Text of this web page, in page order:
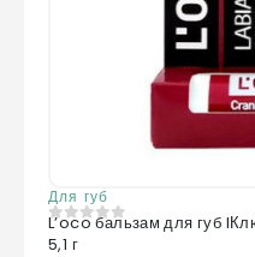
Для губ
0 из 5
L’oco бальзам для губ
5,1 г